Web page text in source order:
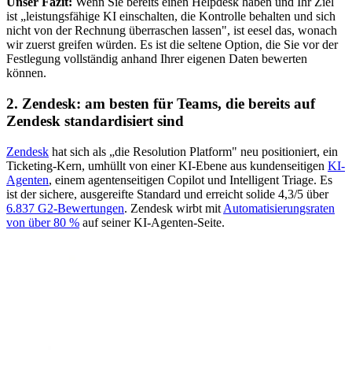
ist „leistungsfähige KI einschalten, die Kontrolle behalten und sich
nicht von der Rechnung überraschen lassen", ist eesel das, wonach
wir zuerst greifen würden. Es ist die seltene Option, die Sie vor der
Festlegung vollständig anhand Ihrer eigenen Daten bewerten
können.
2. Zendesk: am besten für Teams, die bereits auf
Zendesk standardisiert sind
Zendesk hat sich als „die Resolution Platform" neu positioniert, ein
Ticketing-Kern, umhüllt von einer KI-Ebene aus kundenseitigen KI-
Agenten, einem agentenseitigen Copilot und Intelligent Triage. Es
ist der sichere, ausgereifte Standard und erreicht solide 4,3/5 über
6.837 G2-Bewertungen. Zendesk wirbt mit Automatisierungsraten
von über 80 % auf seiner KI-Agenten-Seite.